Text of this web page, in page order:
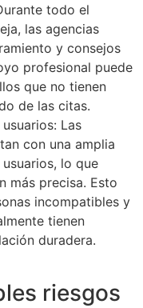
todo el
las agencias
y consejos
profesional puede
que no tienen
de las citas.
Las
con una amplia
lo que
más precisa. Esto
incompatibles y
tienen
duradera.
riesgos